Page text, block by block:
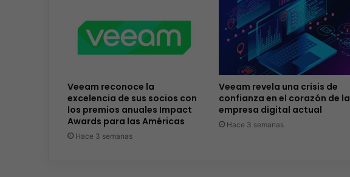
Veeam reconoce la
excelencia de sus socios con
los premios anuales Impact
Awards para las Américas
Hace 3 semanas
Veeam revela una crisis de
confianza en el corazón de la
empresa digital actual
Hace 3 semanas